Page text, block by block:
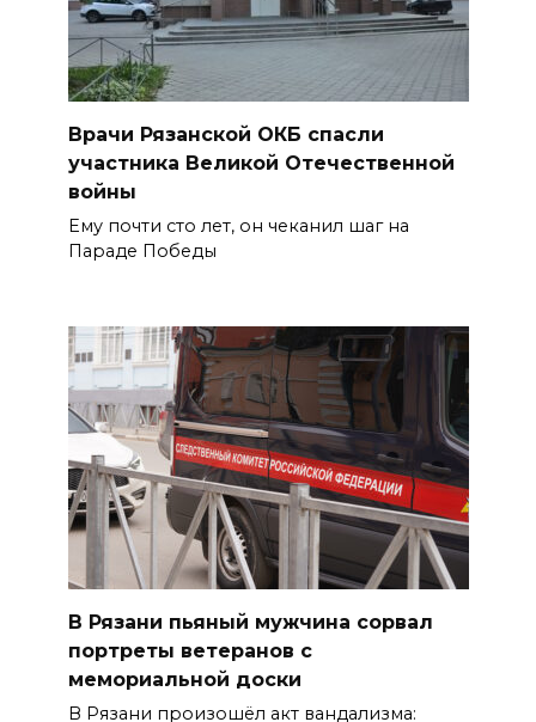
Врачи Рязанской ОКБ спасли
участника Великой Отечественной
войны
Ему почти сто лет, он чеканил шаг на
Параде Победы
В Рязани пьяный мужчина сорвал
портреты ветеранов с
мемориальной доски
В Рязани произошёл акт вандализма: